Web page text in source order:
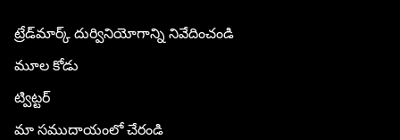
ట్రేడ్‌మార్క్ దుర్వినియోగాన్ని నివేదించండి
మూల కోడు
ట్విట్టర్
మా సముదాయంలో చేరండి